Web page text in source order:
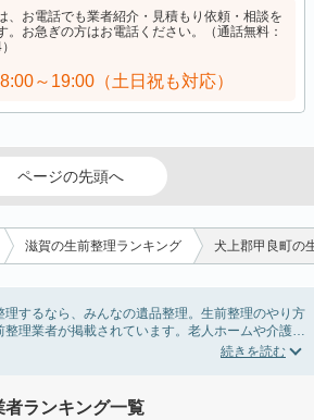
、お電話でも業者紹介・見積もり依頼・相談を
。お急ぎの方はお電話ください。（通話無料：
8:00～19:00（土日祝も対応）
ページの先頭へ
滋賀の生前整理ランキング 犬上郡甲良町の
するなら、みんなの遺品整理。生前整理のやり方
理業者が掲載されています。老人ホームや介護施
回収・引き取りから、在宅介護の介護整理や福祉住
り込み検索を利用してみましょう。
ランキング一覧